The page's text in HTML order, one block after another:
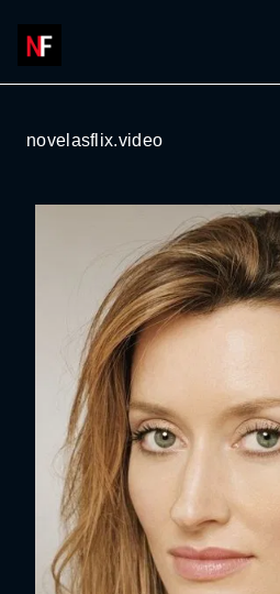
novelasflix.video